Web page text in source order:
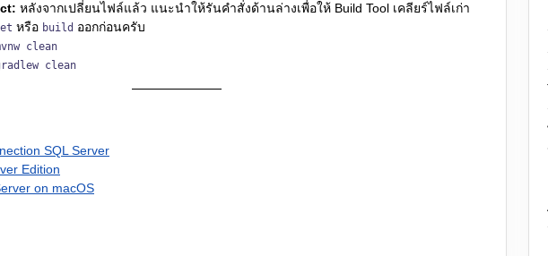
หลังจากเปลี่ยนไฟล์แล้ว แนะนำให้รันคำสั่งด้านล่างเพื่อให้ Build Tool เคลียร์ไฟล์เก่า
หรือ build ออกก่อนครับ
clean
clean
SQL Server
Edition
on macOS